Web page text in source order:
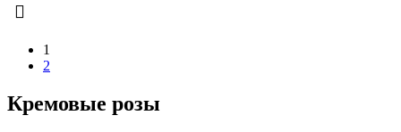
1
2
Кремовые розы